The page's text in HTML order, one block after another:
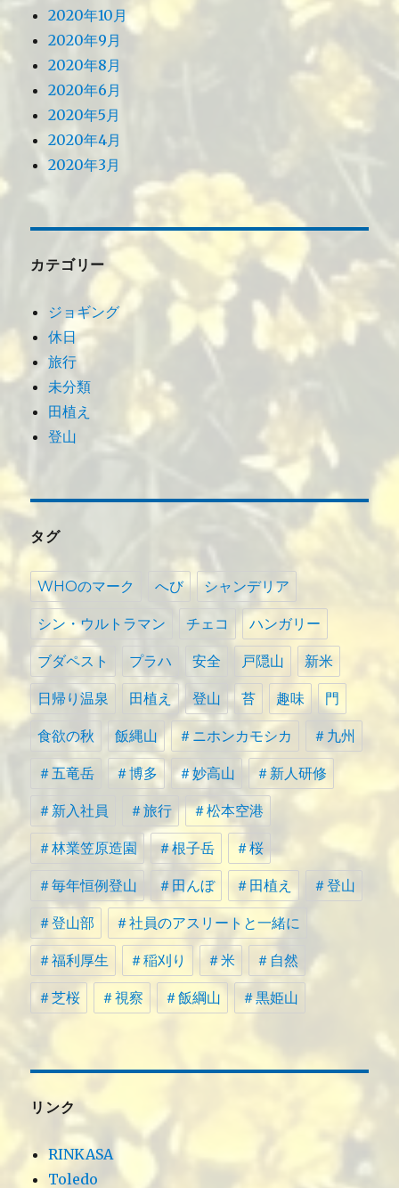
2020年10月
2020年9月
2020年8月
2020年6月
2020年5月
2020年4月
2020年3月
カテゴリー
ジョギング
休日
旅行
未分類
田植え
登山
タグ
WHOのマーク へび シャンデリア
シン・ウルトラマン チェコ ハンガリー
ブダペスト プラハ 安全 戸隠山 新米
日帰り温泉 田植え 登山 苔 趣味 門
食欲の秋 飯縄山 ＃ニホンカモシカ ＃九州
＃五竜岳 ＃博多 ＃妙高山 ＃新人研修
＃新入社員 ＃旅行 ＃松本空港
＃林業笠原造園 ＃根子岳 ＃桜
＃毎年恒例登山 ＃田んぼ ＃田植え ＃登山
＃登山部 ＃社員のアスリートと一緒に
＃福利厚生 ＃稲刈り ＃米 ＃自然
＃芝桜 ＃視察 ＃飯綱山 ＃黒姫山
リンク
RINKASA
Toledo